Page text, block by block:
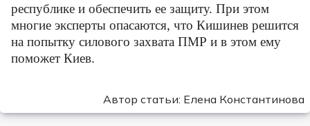
республике и обеспечить ее защиту. При этом
многие эксперты опасаются, что Кишинев решится
на попытку силового захвата ПМР и в этом ему
поможет Киев.
Автор статьи: Елена Константинова